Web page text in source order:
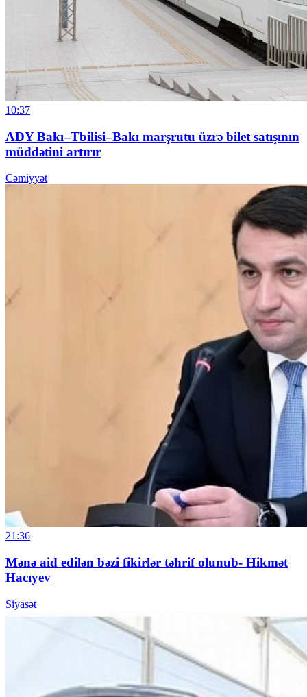
10:37
ADY Bakı–Tbilisi–Bakı marşrutu üzrə bilet satışının
müddətini artırır
Cəmiyyət
21:36
Mənə aid edilən bəzi fikirlər təhrif olunub- Hikmət
Hacıyev
Siyasət